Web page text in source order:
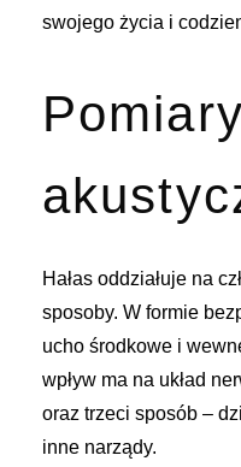
swojego życia i
Pomiary
Hałas oddziałuje na
sposoby. W formie
ucho środkowe i
wpływ ma na układ
oraz trzeci sposób –
inne narządy.